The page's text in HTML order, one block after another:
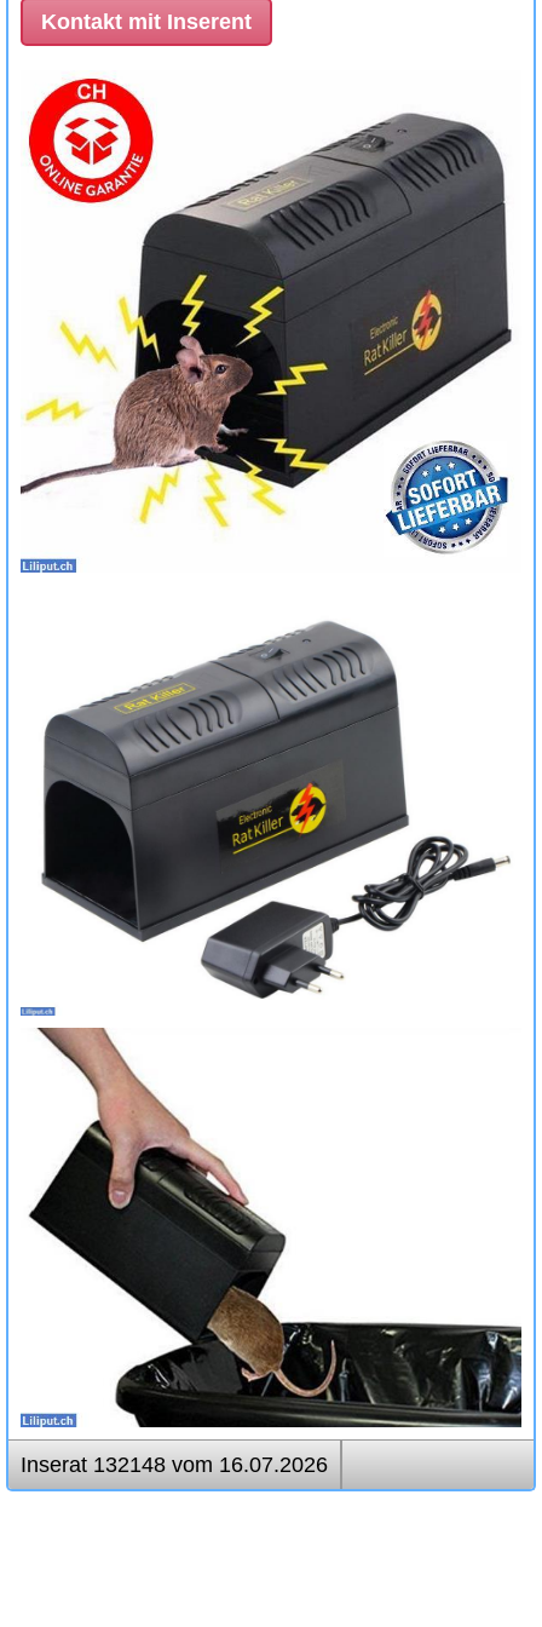
Kontakt mit Inserent
Inserat 132148 vom 16.07.2026